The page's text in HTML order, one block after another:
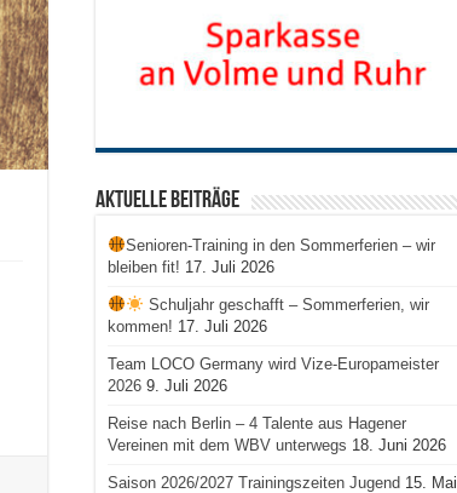
Aktuelle Beiträge
Senioren-Training in den Sommerferien – wir
bleiben fit! 17. Juli 2026
Schuljahr geschafft – Sommerferien, wir
kommen! 17. Juli 2026
Team LOCO Germany wird Vize-Europameister
2026 9. Juli 2026
Reise nach Berlin – 4 Talente aus Hagener
Vereinen mit dem WBV unterwegs 18. Juni 2026
Saison 2026/2027 Trainingszeiten Jugend 15. Mai